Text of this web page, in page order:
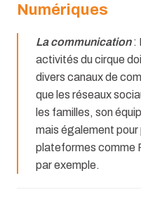
Numériques
La communication:
activités du cirque
divers canaux de
que les réseaux
les familles, son
mais également pour
plateformes comme
par exemple.